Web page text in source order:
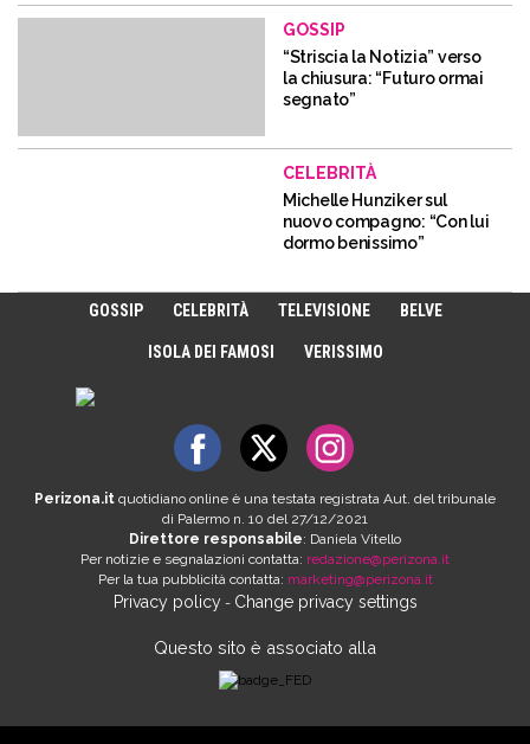
GOSSIP
“Striscia la Notizia” verso
la chiusura: “Futuro ormai
segnato”
CELEBRITÀ
Michelle Hunziker sul
nuovo compagno: “Con lui
dormo benissimo”
GOSSIP CELEBRITÀ TELEVISIONE BELVE
ISOLA DEI FAMOSI VERISSIMO
Perizona.it quotidiano online è una testata registrata Aut. del tribunale
di Palermo n. 10 del 27/12/2021
Direttore responsabile: Daniela Vitello
Per notizie e segnalazioni contatta: redazione@perizona.it
Per la tua pubblicità contatta: marketing@perizona.it
Privacy policy- Change privacy settings
Questo sito è associato alla